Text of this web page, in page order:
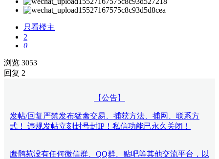
只看楼主
2
0
浏览 3053
回复 2
【公告】
发帖/回复严禁发布猛禽交易、捕获方法、捕网、联系方
式！ 违规发帖立刻封号封IP！私信功能已永久关闭！
鹰鹘苑没有任何微信群、QQ群、贴吧等其他交流平台，以